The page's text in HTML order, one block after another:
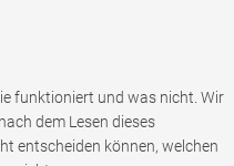
funktioniert und was nicht. Wir
dem Lesen dieses
entscheiden können, welchen